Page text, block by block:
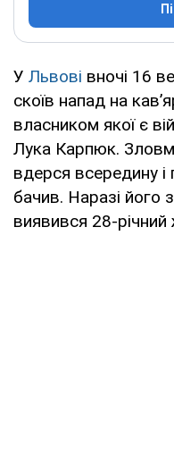
У Львові вночі 16
скоїв напад на
власником якої є
Лука Карпюк.
вдерся всередину
бачив. Наразі його
виявився 28-